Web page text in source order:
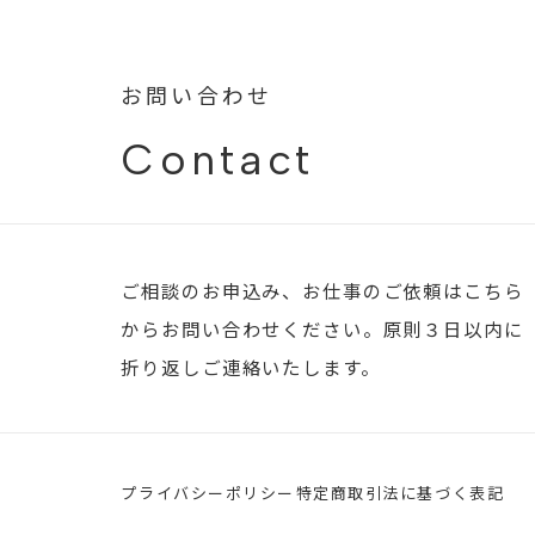
お問い合わせ
Contact
ご相談のお申込み、お仕事のご依頼はこちら
からお問い合わせください。原則３日以内に
折り返しご連絡いたします。
プライバシーポリシー 特定商取引法に基づく表記